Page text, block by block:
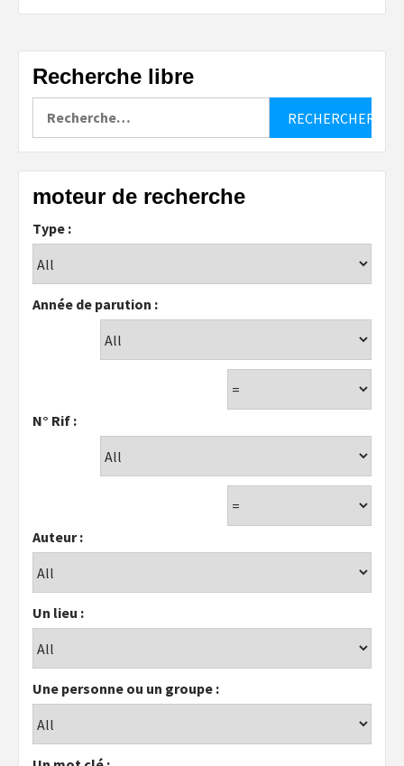
Recherche libre
moteur de recherche
Type :
Année de parution :
N° Rif :
Auteur :
Un lieu :
Une personne ou un groupe :